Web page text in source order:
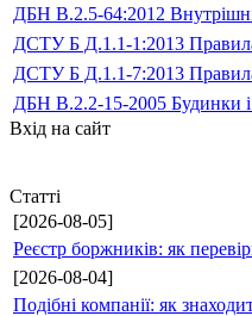
ДБН В.2.5-64:2012
ДСТУ Б Д.1.1-1:2013 Правила
ДСТУ Б Д.1.1-7:2013 Правила
ДБН В.2.2-15-2005 Будинки
Вхід на сайт
Статті
[2026-08-05]
Реєстр боржників: як
[2026-08-04]
Подібні компанії: як